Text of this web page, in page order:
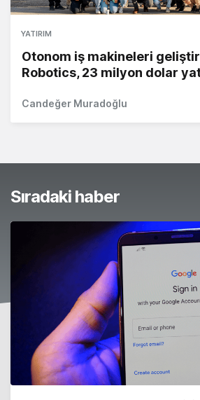
YATIRIM
Otonom iş makineleri
Robotics, 23 milyon dolar
Candeğer Muradoğlu
Sıradaki haber